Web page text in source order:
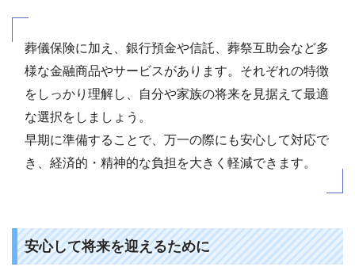
葬儀保険に加え、銀行預金や信託、葬祭互助会など多
様な金融商品やサービスがあります。それぞれの特徴
をしっかり理解し、自分や家族の将来を見据えて最適
な選択をしましょう。
早期に準備することで、万一の際にも安心して対応で
き、経済的・精神的な負担を大きく軽減できます。
安心して将来を迎えるために